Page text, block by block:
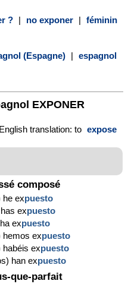
? | no exponer | féminin
(Espagne) | espagnol
EXPONER
translation: to expose
composé
he expuesto
expuesto
expuesto
hemos expuesto
habéis expuesto
han expuesto
que-parfait